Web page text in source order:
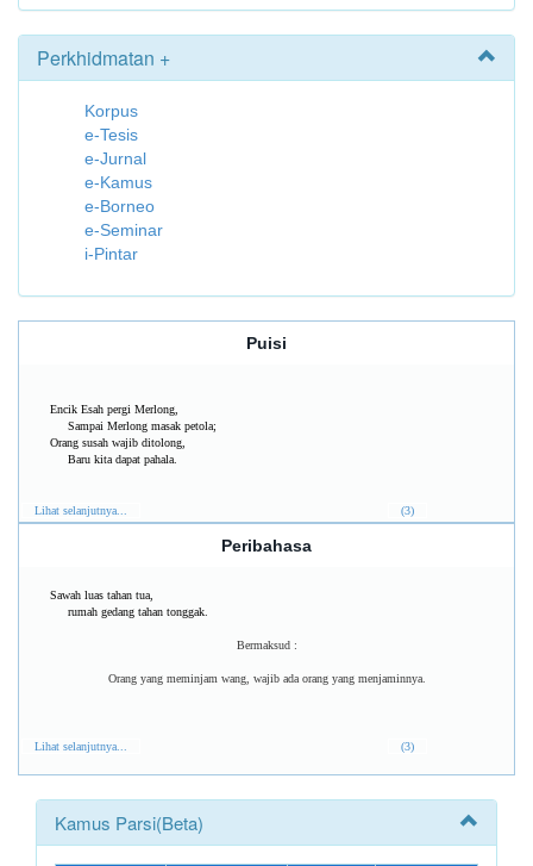
Perkhidmatan +
Korpus
e-Tesis
e-Jurnal
e-Kamus
e-Borneo
e-Seminar
i-Pintar
Puisi
Encik Esah pergi Merlong,
Sampai Merlong masak petola;
Orang susah wajib ditolong,
Baru kita dapat pahala.
Lihat selanjutnya... (3)
Peribahasa
Sawah luas tahan tua,
rumah gedang tahan tonggak.
Bermaksud :
Orang yang meminjam wang, wajib ada orang yang menjaminnya.
Lihat selanjutnya... (3)
Kamus Parsi(Beta)